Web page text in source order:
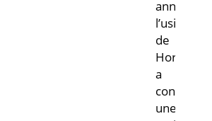
années,
l’usine
de
Horsens
a
connu
une